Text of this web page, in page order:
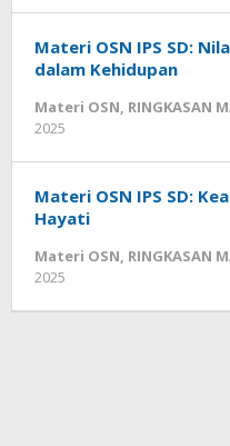
Materi OSN IPS SD:
dalam Kehidupan
Materi OSN, RINGKASAN
2025
Materi OSN IPS SD:
Hayati
Materi OSN, RINGKASAN
2025